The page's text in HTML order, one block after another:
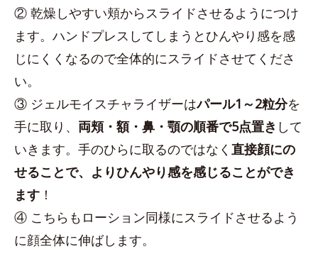
② 乾燥しやすい頬からスライドさせるようにつけ
ます。ハンドプレスしてしまうとひんやり感を感
じにくくなるので全体的にスライドさせてくださ
い。
③ ジェルモイスチャライザーはパール1～2粒分を
手に取り、 両頬・額・鼻・顎の順番で5点置き して
いきます。手のひらに取るのではなく 直接顔にの
せることで、よりひんやり感を感じることができ
ます ！
④ こちらもローション同様にスライドさせるよう
に顔全体に伸ばします。